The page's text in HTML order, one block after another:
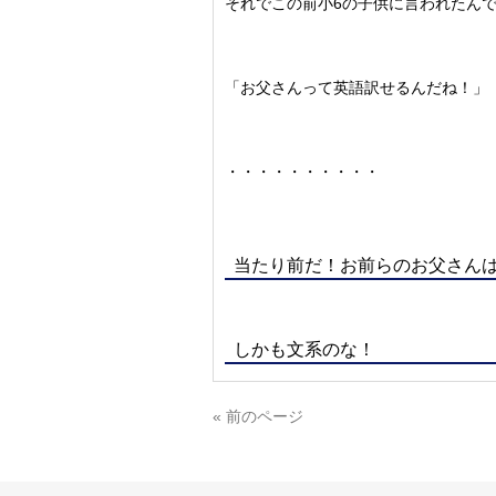
「お父さんって英語訳せるんだね！」
・・・・・・・・・・
当たり前だ！お前らのお父さん
しかも文系のな！
« 前のページ